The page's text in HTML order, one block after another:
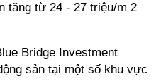
tăng từ 24 - 27 triệu/m 2
Bridge Investment
sản tại một số khu vực